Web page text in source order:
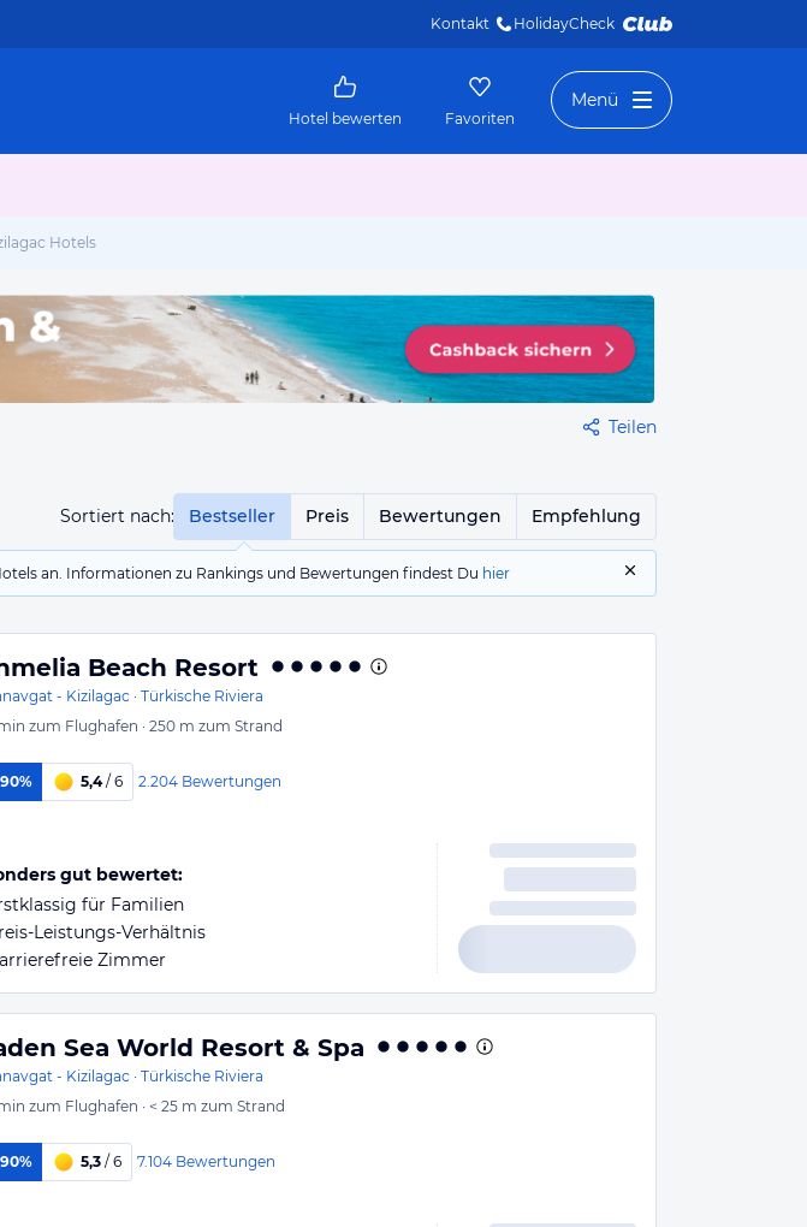
Kontakt HolidayCheck
Hotel bewerten Favoriten
Menü
Hotels
Teilen
Sortiert nach: Bestseller Preis Bewertungen Empfehlung
an. Informationen zu Rankings und Bewertungen findest Du hier
Beach Resort
- Kizilagac · Türkische Riviera
zum Flughafen · 250 m zum Strand
90% 5,4/ 6 2.204 Bewertungen
gut bewertet:
für Familien
Leistungs-Verhältnis
Zimmer
Sea World Resort & Spa
- Kizilagac · Türkische Riviera
zum Flughafen · < 25 m zum Strand
90% 5,3 / 6 7.104 Bewertungen